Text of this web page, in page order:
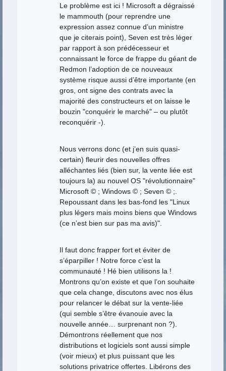
Le problème est ici ! Microsoft a dégraissé
le mammouth (pour reprendre une
expression assez connue d’un ministre
que je citerais point), Seven est très léger
par rapport à son prédécesseur et
connaissant le force de frappe du géant de
Redmon l’adoption de ce nouveaux
système risque aussi d’être importante (en
gros, ont signe des contrats avec la
majorité des constructeurs et on laisse le
bouzin "conquérir le marché" – ou plutôt
reconquérir -).
Nous verrons donc (et j’en suis quasi-
certain) fleurir des nouvelles offres
alléchantes liés (bien sur, la vente liée est
toujours la) au nouvel OS "révolutionnaire"
Microsoft © ; Windows © ; Seven © ;.
Repoussant dans les bas-fond les "Linux
plus légers mais moins biens que Windows
(ce n’est bien sur pas ma avis)".
Il faut donc frapper fort et éviter de
s’éparpiller ! Notre force c’est la
communauté ! Hé bien utilisons la !
Montrons qu’on existe et que l’on souhaite
que cela change, discutons avec nos élus
pour relancer le débat sur la vente-liée
(qui semble s’être évanouie avec la
nouvelle année… surprenant non ?).
Démontrons réellement que nos
distributions et logiciels sont aussi simple
(voir mieux) et plus puissant que les
solutions privatrice offertes. Libérons des